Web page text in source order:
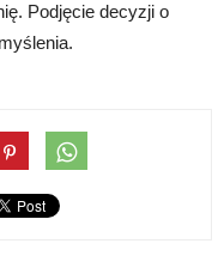
Podjęcie decyzji o